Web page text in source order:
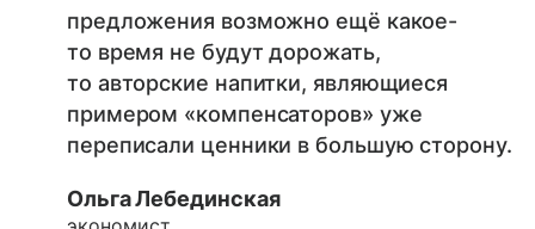
предложения возможно ещё какое-
то время не будут дорожать,
то авторские напитки, являющиеся
примером «компенсаторов» уже
переписали ценники в большую сторону.
Ольга Лебединская